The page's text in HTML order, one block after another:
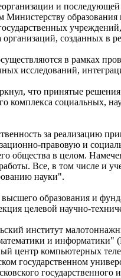
и
созданных в
в рамках
исследований,
что принятые
комплекса социальных,
за реализацию
правовую и
общества в целом.
Все, в том числе и
науки".
образования и
целевой научно-
институт
и
центр компьютерных
государственном
государственного